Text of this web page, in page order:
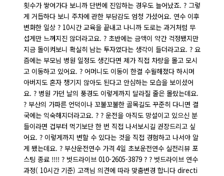
횟수가 쌓여가다 보니까 단번에 진입하는 경우도 늘어났죠. ? 그렇
게 거듭하다 보니 주차에 관한 부담감도 엄청 가셨어요. 연수 이후
변화한 일상 ? 10시간 교육을 끝내고 나니까 도로는 과거처럼 무
섭게만 느껴지진 않더라고요. ? 초반에는 금액이 약간 걱정됐지만
지금 돌이켜보니 확실히 남는 투자였다는 생각이 들더라고요. ? 요
즘에는 부모님 병원 일정도 생긴다면 제가 직접 차량을 몰고 모시
고 이동하고 있어요. ? 어머니도 이동이 한결 수월해졌다 하시며
아버지도 혼자 챙기지 않아도 된다고 안심하는 모습을 보이셨어
요. ? 병원 가던 날의 풍경도 이렇게까지 달라질 줄은 몰랐는데요.
? 부산의 가파른 언덕이나 꼬불꼬불한 골목길도 꾸준히 다니면 결
국에는 익숙해지더라고요. ? ? 운전을 아직도 망설이고 있으신 분
들이라면 겁부터 먹기보단 한 번 직접 나서보시길 권장드리고 싶
어요. ? 이렇게까지 변할 수 있다는 것을 직접 경험하고 나서야 알
게 됐는데요. ? 부산운전연수 가격 4일 초보운전연수 실전리뷰 포
스팅 종료 !!!! ? 벗드라이브 010-2605-3879 ? ? 벗드라이브 연수
과정( 10시간 기준) 고객님 의견에 따라 맞춤변경 합니다 directi